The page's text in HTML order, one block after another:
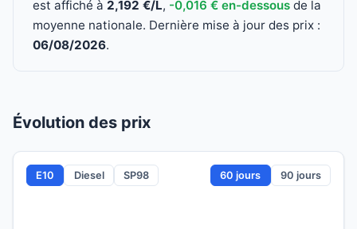
est affiché à 2,192 €/L, -0,016 € en-dessous de la
moyenne nationale. Dernière mise à jour des prix :
06/08/2026.
Évolution des prix
E10 Diesel SP98 60 jours 90 jours